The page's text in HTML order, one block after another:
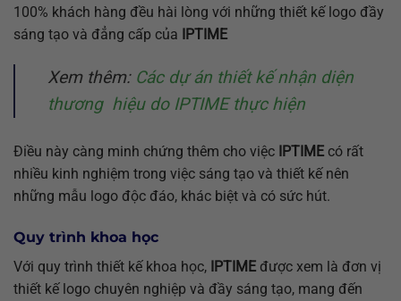
100% khách hàng đều hài lòng với những thiết kế logo đầy
sáng tạo và đẳng cấp của IPTIME
Xem thêm: Các dự án thiết kế nhận diện
thương hiệu do IPTIME thực hiện
Điều này càng minh chứng thêm cho việc IPTIME có rất
nhiều kinh nghiệm trong việc sáng tạo và thiết kế nên
những mẫu logo độc đáo, khác biệt và có sức hút.
Quy trình khoa học
Với quy trình thiết kế khoa học, IPTIME được xem là đơn vị
thiết kế logo chuyên nghiệp và đầy sáng tạo, mang đến